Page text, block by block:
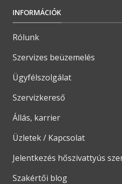
INFORMÁCIÓK
Rólunk
Szervizes beüzemelés
Ügyfélszolgálat
Szervizkereső
Állás, karrier
Üzletek / Kapcsolat
Jelentkezés hőszivattyús
Szakértői blog